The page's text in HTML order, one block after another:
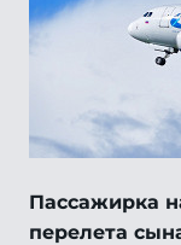
Пассажирка
перелета